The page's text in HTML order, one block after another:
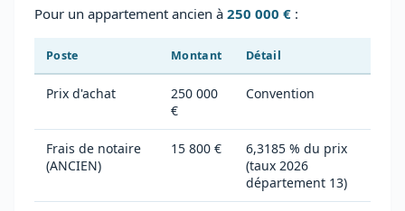
Pour un appartement ancien à 250 000 € :
Poste Montant Détail
Prix d'achat
250 000
€
Convention
Frais de notaire
(ANCIEN)
15 800 €
6,3185 % du prix
(taux 2026
département 13)